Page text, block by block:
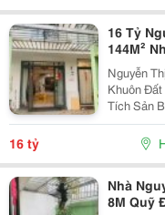
16 Tỷ
144M²
Nguyễn
Khuôn
Tích Sản
Đất
16 tỷ
Nhà
8M Quỹ